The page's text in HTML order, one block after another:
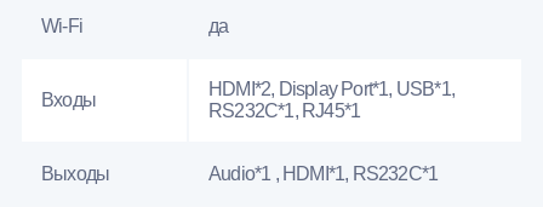
Wi-Fi да
Входы
HDMI*2, Display Port*1, USB*1,
RS232С*1, RJ45*1
Выходы Audio*1 , HDMI*1, RS232С*1